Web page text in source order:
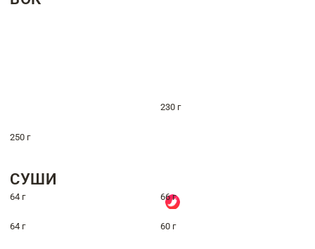
230 г
250 г
СУШИ
64 г 66 г
64 г 60 г